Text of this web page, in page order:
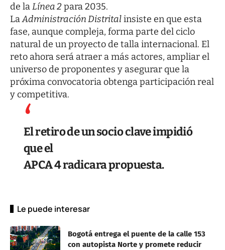
de laLínea 2para 2035.
LaAdministración Distritalinsiste en que esta
fase, aunque compleja, forma parte del ciclo
natural de un proyecto de talla internacional. El
reto ahora será atraer a más actores, ampliar el
universo de proponentes y asegurar que la
próxima convocatoria obtenga participación real
y competitiva.
El retiro de un socio clave impidió
que el
APCA 4 radicara propuesta.
Le puede interesar
Bogotá entrega el puente de la calle 153
con autopista Norte y promete reducir